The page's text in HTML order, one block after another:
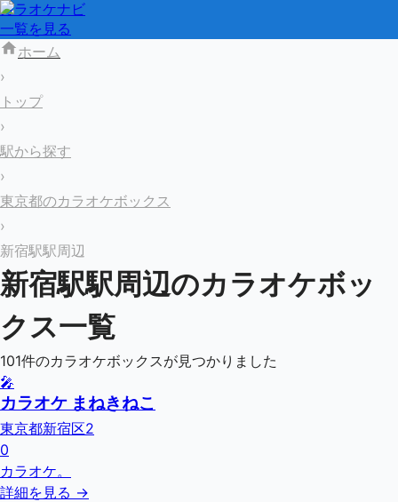
カラオケナビ
一覧を見る
ホーム
›
トップ
›
駅から探す
›
東京都のカラオケボックス
›
新宿駅駅周辺
新宿駅駅周辺のカラオケボッ
クス一覧
101件のカラオケボックスが見つかりました
🎤
カラオケ まねきねこ
東京都新宿区2
0
カラオケ。
詳細を見る →